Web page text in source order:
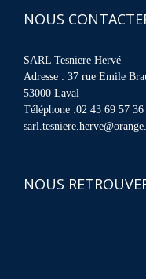
NOUS
SARL Tesniere Hervé
Adresse : 37 rue Emile
53000 Laval
Téléphone :02 43 69 57 36
NOUS